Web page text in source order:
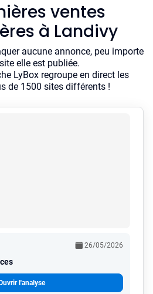
ventes
à Landivy
aucune annonce, peu importe
elle est publiée.
LyBox regroupe en direct les
de 1500 sites différents !
26/05/2026
l'analyse